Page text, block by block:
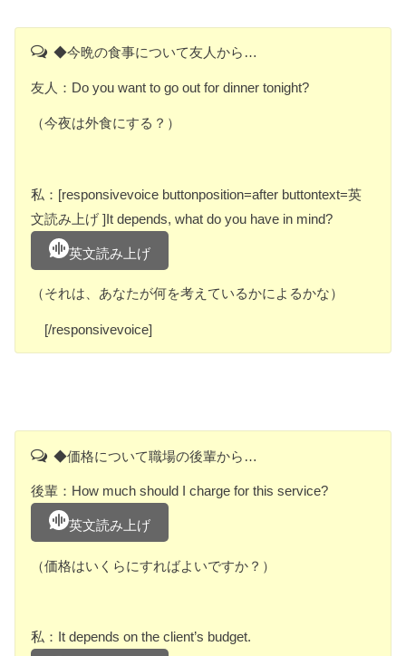
◆今晩の食事について友人から…
友人：Do you want to go out for dinner tonight?
（今夜は外食にする？）
私：[responsivevoice buttonposition=after buttontext=英
文読み上げ ]It depends, what do you have in mind?
英文読み上げ
（それは、あなたが何を考えているかによるかな）
[/responsivevoice]
◆価格について職場の後輩から…
後輩：How much should I charge for this service?
英文読み上げ
（価格はいくらにすればよいですか？）
私：It depends on the client’s budget.